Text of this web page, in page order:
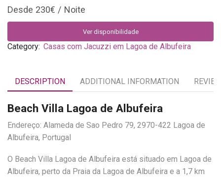
230€
Ver disponibilidade
Category: Casas com Jacuzzi em Lagoa de Albufeira
DESCRIPTION ADDITIONAL INFORMATION
Beach Villa Lagoa de Albufeira
Endereço: Alameda de Sao Pedro 79, 2970-422 Lagoa de
Albufeira, Portugal
O Beach Villa Lagoa de Albufeira está situado em Lagoa de
Albufeira, perto da Praia da Lagoa de Albufeira e a 1,7 km